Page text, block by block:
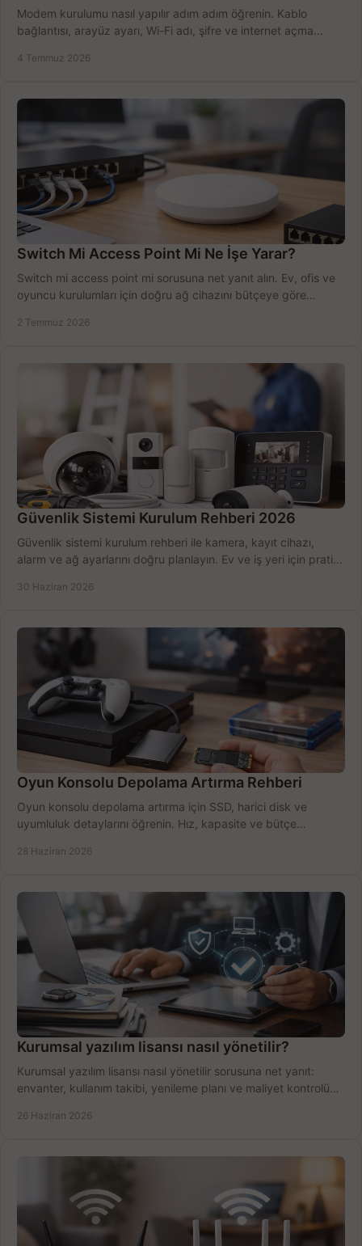
Modem kurulumu nasıl yapılır adım adım öğrenin. Kablo
bağlantısı, arayüz ayarı, Wi-Fi adı, şifre ve internet açma
4 Temmuz 2026
Switch Mi Access Point Mi Ne İşe Yarar?
Switch mi access point mi sorusuna net yanıt alın. Ev, ofis ve
oyuncu kurulumları için doğru ağ cihazını bütçeye göre
2 Temmuz 2026
Güvenlik Sistemi Kurulum Rehberi 2026
Güvenlik sistemi kurulum rehberi ile kamera, kayıt cihazı,
alarm ve ağ ayarlarını doğru planlayın. Ev ve iş yeri için pratik
30 Haziran 2026
Oyun Konsolu Depolama Artırma Rehberi
Oyun konsolu depolama artırma için SSD, harici disk ve
uyumluluk detaylarını öğrenin. Hız, kapasite ve bütçe
28 Haziran 2026
Kurumsal yazılım lisansı nasıl yönetilir?
Kurumsal yazılım lisansı nasıl yönetilir sorusuna net yanıt:
envanter, kullanım takibi, yenileme planı ve maliyet kontrolü
26 Haziran 2026